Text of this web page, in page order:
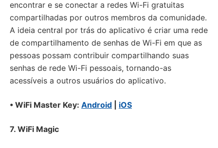
encontrar e se conectar a redes Wi-Fi gratuitas
compartilhadas por outros membros da comunidade.
A ideia central por trás do aplicativo é criar uma rede
de compartilhamento de senhas de Wi-Fi em que as
pessoas possam contribuir compartilhando suas
senhas de rede Wi-Fi pessoais, tornando-as
acessíveis a outros usuários do aplicativo.
• WiFi Master Key: Android iOS
7. WiFi Magic